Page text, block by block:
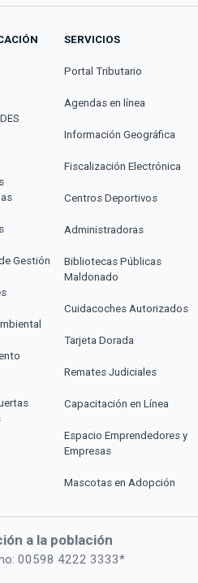
Gestión
SERVICIOS
Portal Tributario
Agendas en línea
Información Geográfica
Fiscalización Electrónica
Centros Deportivos
Administradoras
Bibliotecas Públicas
Maldonado
Cuidacoches Autorizados
Tarjeta Dorada
Remates Judiciales
Capacitación en Línea
Espacio Emprendedores y
Empresas
Mascotas en Adopción
a la población
00598 4222 3333*